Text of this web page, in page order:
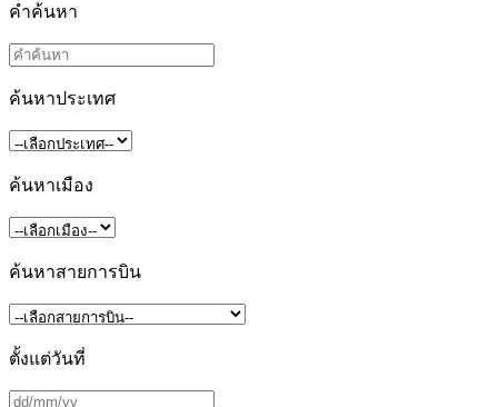
คำค้นหา
ค้นหาประเทศ
ค้นหาเมือง
ค้นหาสายการบิน
ตั้งแต่วันที่